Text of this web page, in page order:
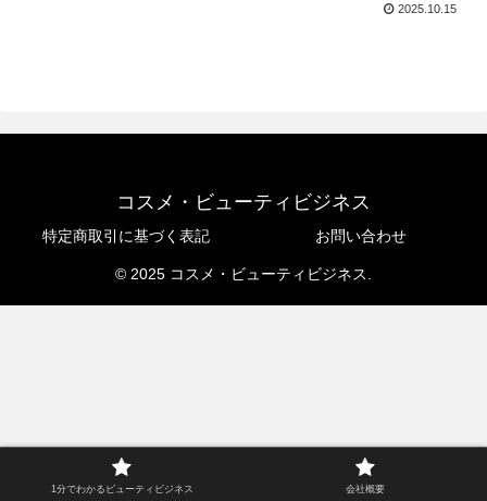
2025.10.15
コスメ・ビューティビジネス
特定商取引に基づく表記 お問い合わせ
© 2025 コスメ・ビューティビジネス.
1分でわかるビューティビジネス 会社概要